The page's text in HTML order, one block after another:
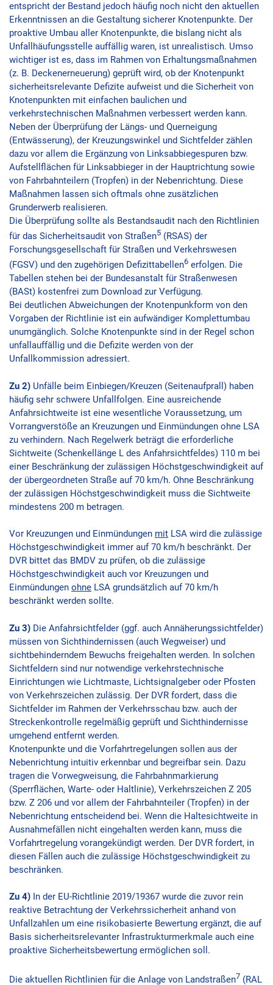
entspricht der Bestand jedoch häufig noch nicht den aktuellen
Erkenntnissen an die Gestaltung sicherer Knotenpunkte. Der
proaktive Umbau aller Knotenpunkte, die bislang nicht als
Unfallhäufungsstelle auffällig waren, ist unrealistisch. Umso
wichtiger ist es, dass im Rahmen von Erhaltungsmaßnahmen
(z. B. Deckenerneuerung) geprüft wird, ob der Knotenpunkt
sicherheitsrelevante Defizite aufweist und die Sicherheit von
Knotenpunkten mit einfachen baulichen und
verkehrstechnischen Maßnahmen verbessert werden kann.
Neben der Überprüfung der Längs- und Querneigung
(Entwässerung), der Kreuzungswinkel und Sichtfelder zählen
dazu vor allem die Ergänzung von Linksabbiegespuren bzw.
Aufstellflächen für Linksabbieger in der Hauptrichtung sowie
von Fahrbahnteilern (Tropfen) in der Nebenrichtung. Diese
Maßnahmen lassen sich oftmals ohne zusätzlichen
Grunderwerb realisieren.
Die Überprüfung sollte als Bestandsaudit nach den Richtlinien
für das Sicherheitsaudit von Straßen5 (RSAS) der
Forschungsgesellschaft für Straßen und Verkehrswesen
(FGSV) und den zugehörigen Defizittabellen6 erfolgen. Die
Tabellen stehen bei der Bundesanstalt für Straßenwesen
(BASt) kostenfrei zum Download zur Verfügung.
Bei deutlichen Abweichungen der Knotenpunkform von den
Vorgaben der Richtlinie ist ein aufwändiger Komplettumbau
unumgänglich. Solche Knotenpunkte sind in der Regel schon
unfallauffällig und die Defizite werden von der
Unfallkommission adressiert.
Zu 2) Unfälle beim Einbiegen/Kreuzen (Seitenaufprall) haben
häufig sehr schwere Unfallfolgen. Eine ausreichende
Anfahrsichtweite ist eine wesentliche Voraussetzung, um
Vorrangverstöße an Kreuzungen und Einmündungen ohne LSA
zu verhindern. Nach Regelwerk beträgt die erforderliche
Sichtweite (Schenkellänge L des Anfahrsichtfeldes) 110 m bei
einer Beschränkung der zulässigen Höchstgeschwindigkeit auf
der übergeordneten Straße auf 70 km/h. Ohne Beschränkung
der zulässigen Höchstgeschwindigkeit muss die Sichtweite
mindestens 200 m betragen.
Vor Kreuzungen und Einmündungen mit LSA wird die zulässige
Höchstgeschwindigkeit immer auf 70 km/h beschränkt. Der
DVR bittet das BMDV zu prüfen, ob die zulässige
Höchstgeschwindigkeit auch vor Kreuzungen und
Einmündungen ohne LSA grundsätzlich auf 70 km/h
beschränkt werden sollte.
Zu 3) Die Anfahrsichtfelder (ggf. auch Annäherungssichtfelder)
müssen von Sichthindernissen (auch Wegweiser) und
sichtbehinderndem Bewuchs freigehalten werden. In solchen
Sichtfeldern sind nur notwendige verkehrstechnische
Einrichtungen wie Lichtmaste, Lichtsignalgeber oder Pfosten
von Verkehrszeichen zulässig. Der DVR fordert, dass die
Sichtfelder im Rahmen der Verkehrsschau bzw. auch der
Streckenkontrolle regelmäßig geprüft und Sichthindernisse
umgehend entfernt werden.
Knotenpunkte und die Vorfahrtregelungen sollen aus der
Nebenrichtung intuitiv erkennbar und begreifbar sein. Dazu
tragen die Vorwegweisung, die Fahrbahnmarkierung
(Sperrflächen, Warte- oder Haltlinie), Verkehrszeichen Z 205
bzw. Z 206 und vor allem der Fahrbahnteiler (Tropfen) in der
Nebenrichtung entscheidend bei. Wenn die Haltesichtweite in
Ausnahmefällen nicht eingehalten werden kann, muss die
Vorfahrtregelung vorangekündigt werden. Der DVR fordert, in
diesen Fällen auch die zulässige Höchstgeschwindigkeit zu
beschränken.
Zu 4) In der EU-Richtlinie 2019/19367 wurde die zuvor rein
reaktive Betrachtung der Verkehrssicherheit anhand von
Unfallzahlen um eine risikobasierte Bewertung ergänzt, die auf
Basis sicherheitsrelevanter Infrastrukturmerkmale auch eine
proaktive Sicherheitsbewertung ermöglichen soll.
Die aktuellen Richtlinien für die Anlage von Landstraßen7 (RAL